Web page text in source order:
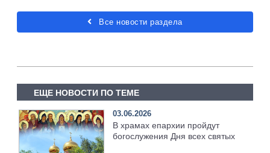
Все новости раздела
ЕЩЕ НОВОСТИ ПО ТЕМЕ
03.06.2026
В храмах епархии пройдут
богослужения Дня всех святых